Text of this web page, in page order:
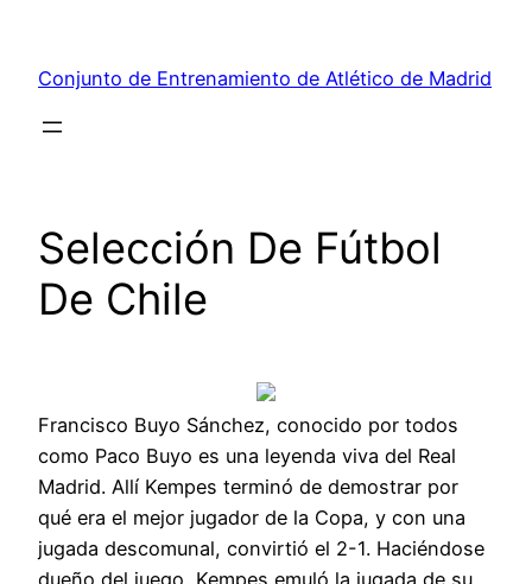
contenido
Conjunto de Entrenamiento de Atlético de Madrid
Selección De Fútbol
De Chile
Francisco Buyo Sánchez, conocido por todos
como Paco Buyo es una leyenda viva del Real
Madrid. Allí Kempes terminó de demostrar por
qué era el mejor jugador de la Copa, y con una
jugada descomunal, convirtió el 2-1. Haciéndose